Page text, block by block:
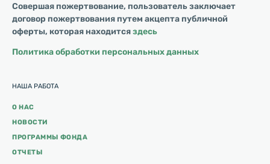
НАША РАБОТА
О НАС
НОВОСТИ
ПРОГРАММЫ ФОНДА
ОТЧЕТЫ
Совершая пожертвование, пользователь заключает
договор пожертвования путем акцепта публичной
оферты, которая находитсяздесь
Политика обработки персональных данных